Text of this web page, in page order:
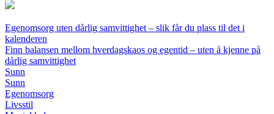
Egenomsorg uten dårlig samvittighet – slik får du plass til det i
kalenderen
Finn balansen mellom hverdagskaos og egentid – uten å kjenne på
dårlig samvittighet
Sunn
Sunn
Egenomsorg
Livsstil